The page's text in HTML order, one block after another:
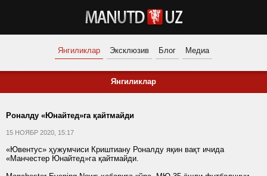
Янгиликлар Эксклюзив Блог Медиа
Янгиликлар
Роналду «Юнайтед»га қайтмайди
15 НОЯБР 2020, 15:17
«Ювентус» ҳужумчиси Криштиану Роналду яқин вақт ичида
«Манчестер Юнайтед»га қайтмайди.